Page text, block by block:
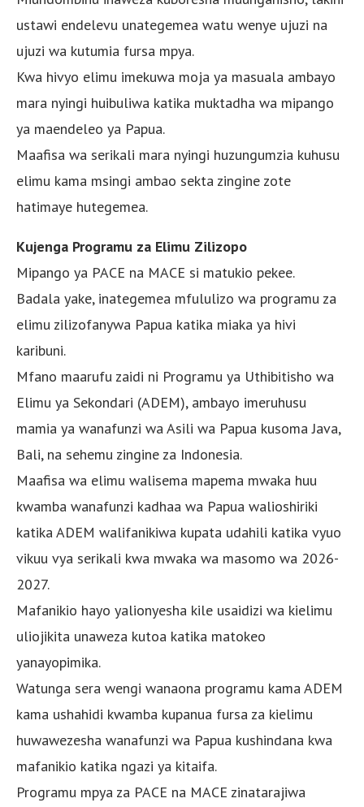
ustawi endelevu unategemea watu wenye ujuzi na
ujuzi wa kutumia fursa mpya.
Kwa hivyo elimu imekuwa moja ya masuala ambayo
mara nyingi huibuliwa katika muktadha wa mipango
ya maendeleo ya Papua.
Maafisa wa serikali mara nyingi huzungumzia kuhusu
elimu kama msingi ambao sekta zingine zote
hatimaye hutegemea.
Kujenga Programu za Elimu Zilizopo
Mipango ya PACE na MACE si matukio pekee.
Badala yake, inategemea mfululizo wa programu za
elimu zilizofanywa Papua katika miaka ya hivi
karibuni.
Mfano maarufu zaidi ni Programu ya Uthibitisho wa
Elimu ya Sekondari (ADEM), ambayo imeruhusu
mamia ya wanafunzi wa Asili wa Papua kusoma Java,
Bali, na sehemu zingine za Indonesia.
Maafisa wa elimu walisema mapema mwaka huu
kwamba wanafunzi kadhaa wa Papua walioshiriki
katika ADEM walifanikiwa kupata udahili katika vyuo
vikuu vya serikali kwa mwaka wa masomo wa 2026-
2027.
Mafanikio hayo yalionyesha kile usaidizi wa kielimu
uliojikita unaweza kutoa katika matokeo
yanayopimika.
Watunga sera wengi wanaona programu kama ADEM
kama ushahidi kwamba kupanua fursa za kielimu
huwawezesha wanafunzi wa Papua kushindana kwa
mafanikio katika ngazi ya kitaifa.
Programu mpya za PACE na MACE zinatarajiwa